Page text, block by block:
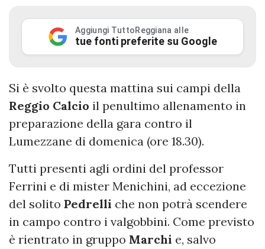
Aggiungi TuttoReggiana alle
tue fonti preferite su Google
Si è svolto questa mattina sui campi della
Reggio Calcio il penultimo allenamento in
preparazione della gara contro il
Lumezzane di domenica (ore 18.30).
Tutti presenti agli ordini del professor
Ferrini e di mister Menichini, ad eccezione
del solito Pedrelli che non potrà scendere
in campo contro i valgobbini. Come previsto
è rientrato in gruppo Marchi e, salvo